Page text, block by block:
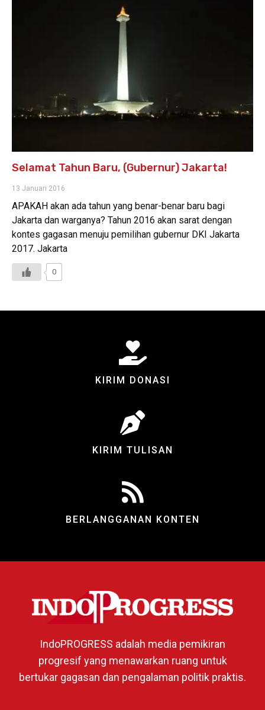
Selamat Tahun Baru, (Gubernur) Jakarta!
13 Januari 2016
APAKAH akan ada tahun yang benar-benar baru bagi
Jakarta dan warganya? Tahun 2016 akan sarat dengan
kontes gagasan menuju pemilihan gubernur DKI Jakarta
2017. Jakarta
0
KIRIM DONASI
KIRIM TULISAN
BERLANGGANAN KONTEN
IndoPROGRESS adalah media pemikiran
progresif yang menawarkan ruang untuk
bertukar gagasan dan pengalaman politik praktis.